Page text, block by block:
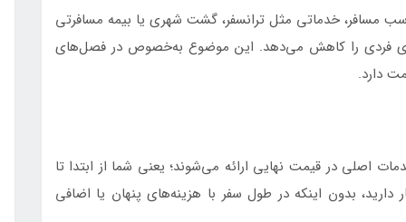
مسافر، خدماتی مثل ترانسفر، گشت شهری یا بیمه مسافرتی
فردی را کاهش می‌دهد. این موضوع به‌خصوص در فصل‌های
دارد.
اصلی در قیمت نهایی ارائه می‌شوند؛ یعنی شما از ابتدا تا
بدون اینکه در طول سفر با هزینه‌های پنهان یا اضافی